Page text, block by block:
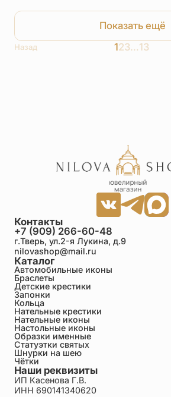
Показать ещё
Назад 123…13
Каталог
Автомобильные иконы
Браслеты
Детские крестики
Запонки
Кольца
Нательные крестики
Нательные иконы
Настольные иконы
Образки именные
Статуэтки святых
Шнурки на шею
Чётки
Контакты
+7 (909) 266-60-48
г.Тверь, ул.2-я Лукина, д.9
nilovashop@mail.ru
Наши реквизиты
ИП Касенова Г.В.
ИНН 690141340620